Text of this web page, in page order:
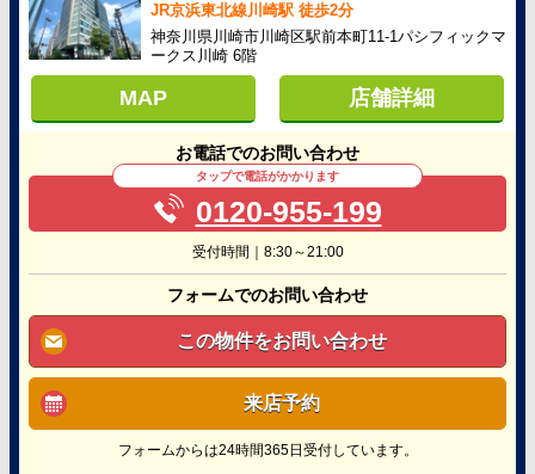
JR京浜東北線川崎駅 徒歩2分
神奈川県川崎市川崎区駅前本町11-1パシフィックマ
ークス川崎 6階
MAP 店舗詳細
お電話でのお問い合わせ
タップで電話がかかります
0120-955-199
受付時間｜8:30～21:00
フォームでのお問い合わせ
この物件をお問い合わせ
来店予約
フォームからは24時間365日受付しています。